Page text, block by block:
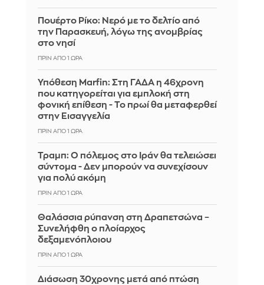
Πουέρτο Ρίκο: Νερό με το δελτίο από
την Παρασκευή, λόγω της ανομβρίας
στο νησί
ΠΡΙΝ ΑΠΌ 1 ΏΡΑ
Υπόθεση Marfin: Στη ΓΑΔΑ η 46χρονη
που κατηγορείται για εμπλοκή στη
φονική επίθεση - Το πρωί θα μεταφερθεί
στην Εισαγγελία
ΠΡΙΝ ΑΠΌ 1 ΏΡΑ
Τραμπ: Ο πόλεμος στο Ιράν θα τελειώσει
σύντομα - Δεν μπορούν να συνεχίσουν
για πολύ ακόμη
ΠΡΙΝ ΑΠΌ 1 ΏΡΑ
Θαλάσσια ρύπανση στη Δραπετσώνα –
Συνελήφθη ο πλοίαρχος
δεξαμενόπλοιου
ΠΡΙΝ ΑΠΌ 1 ΏΡΑ
Διάσωση 30χρονης μετά από πτώση